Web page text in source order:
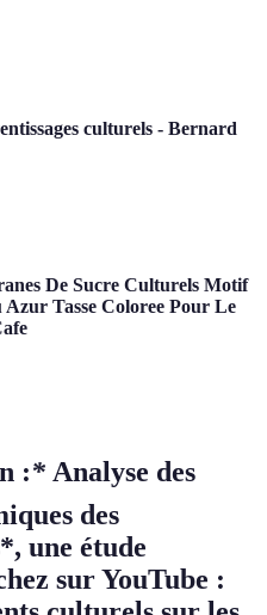
culturels - Bernard
De Sucre Culturels Motif
Tasse Coloree Pour Le
:* Analyse des
des
une étude
sur YouTube :